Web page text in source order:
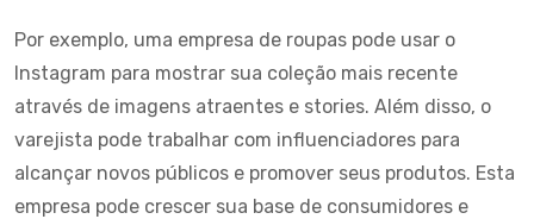
Por exemplo, uma empresa de roupas pode usar o
Instagram para mostrar sua coleção mais recente
através de imagens atraentes e stories. Além disso, o
varejista pode trabalhar com influenciadores para
alcançar novos públicos e promover seus produtos. Esta
empresa pode crescer sua base de consumidores e